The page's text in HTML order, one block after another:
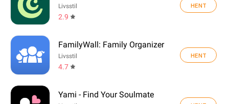
Livsstil
2.9
HENT
FamilyWall: Family Organizer
Livsstil
4.7
HENT
Yami - Find Your Soulmate